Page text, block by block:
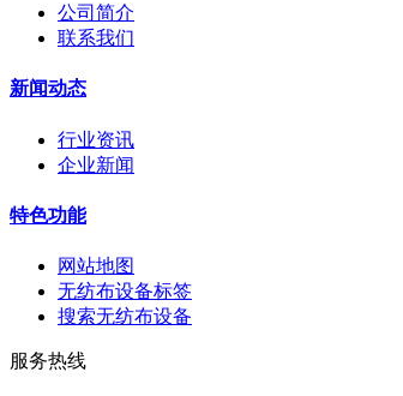
公司简介
联系我们
新闻动态
行业资讯
企业新闻
特色功能
网站地图
无纺布设备标签
搜索无纺布设备
服务热线